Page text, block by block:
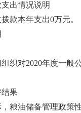
出情况说明
款本年支出0万元。
织对2020年度一般
结果
粮油储备管理政策